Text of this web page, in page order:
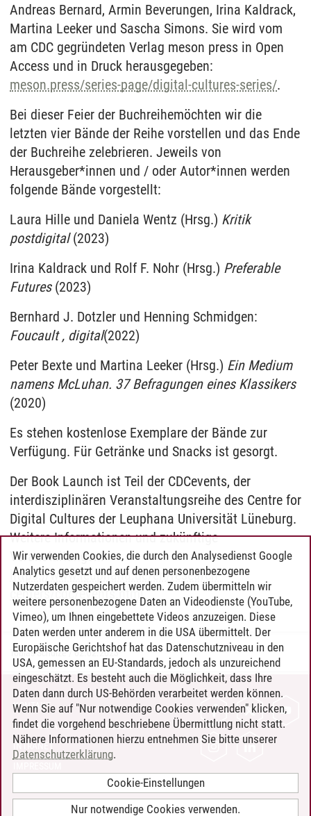
Andreas Bernard, Armin Beverungen, Irina Kaldrack,
Martina Leeker und Sascha Simons. Sie wird vom
am CDC gegründeten Verlag meson press in Open
Access und in Druck herausgegeben:
meson.press/series-page/digital-cultures-series/.
Bei dieser Feier der Buchreihemöchten wir die
letzten vier Bände der Reihe vorstellen und das Ende
der Buchreihe zelebrieren. Jeweils von
Herausgeber*innen und / oder Autor*innen werden
folgende Bände vorgestellt:
Laura Hille und Daniela Wentz (Hrsg.) Kritik
postdigital(2023)
Irina Kaldrack und Rolf F. Nohr (Hrsg.) Preferable
Futures (2023)
Bernhard J. Dotzler und Henning Schmidgen:
Foucault , digital(2022)
Peter Bexte und Martina Leeker (Hrsg.) Ein Medium
namens McLuhan. 37 Befragungen eines Klassikers
(2020)
Es stehen kostenlose Exemplare der Bände zur
Verfügung. Für Getränke und Snacks ist gesorgt.
Der Book Launch ist Teil der CDCevents, der
interdisziplinären Veranstaltungsreihe des Centre for
Digital Cultures der Leuphana Universität Lüneburg.
Weitere Informationen und zukünftige
Veranstaltungen:
https://www.leuphana.de/en/research-
centers/cdc/events.html
Tobias Schulze/02.02.2023
KONTAKT
LEUPHANA ALS ARBEITGEBER
INTRANET
BARRIEREFREIHEIT
Wir verwenden Cookies, die durch den Analysedienst Google
Analytics gesetzt und auf denen personenbezogene
Nutzerdaten gespeichert werden. Zudem übermitteln wir
weitere personenbezogene Daten an Videodienste (YouTube,
Vimeo), um Ihnen eingebettete Videos anzuzeigen. Diese
Daten werden unter anderem in die USA übermittelt. Der
Europäische Gerichtshof hat das Datenschutzniveau in den
USA, gemessen an EU-Standards, jedoch als unzureichend
eingeschätzt. Es besteht auch die Möglichkeit, dass Ihre
Daten dann durch US-Behörden verarbeitet werden können.
Wenn Sie auf "Nur notwendige Cookies verwenden" klicken,
findet die vorgehend beschriebene Übermittlung nicht statt.
Nähere Informationen hierzu entnehmen Sie bitte unserer
Datenschutzerklärung.
Cookie-Einstellungen
Nur notwendige Cookies verwenden.